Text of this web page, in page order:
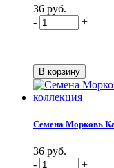
36 руб.
-
+
Семена Морковь
36 руб.
-
+